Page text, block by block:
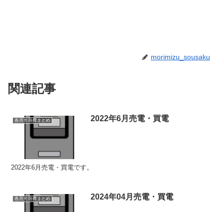
morimizu_sousaku
関連記事
各月光熱費まとめ 2022年6月売電・買電
2022年6月売電・買電です。
各月光熱費まとめ 2024年04月売電・買電